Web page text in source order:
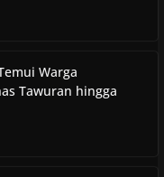
Warga
Tawuran hingga